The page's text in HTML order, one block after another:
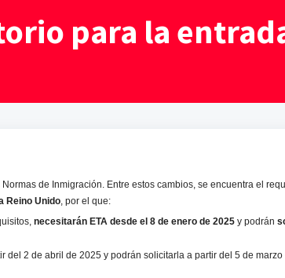
para la
de Inmigración. Entre estos cambios, se encuentra el
Reino Unido, por el que:
necesitarán ETA desde el 8 de enero de 2025 y podrán
del 2 de abril de 2025 y podrán solicitarla a partir del 5 de marzo